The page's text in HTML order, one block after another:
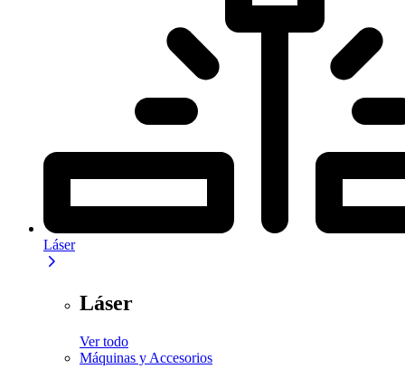
Láser
Láser
Ver todo
Máquinas y Accesorios